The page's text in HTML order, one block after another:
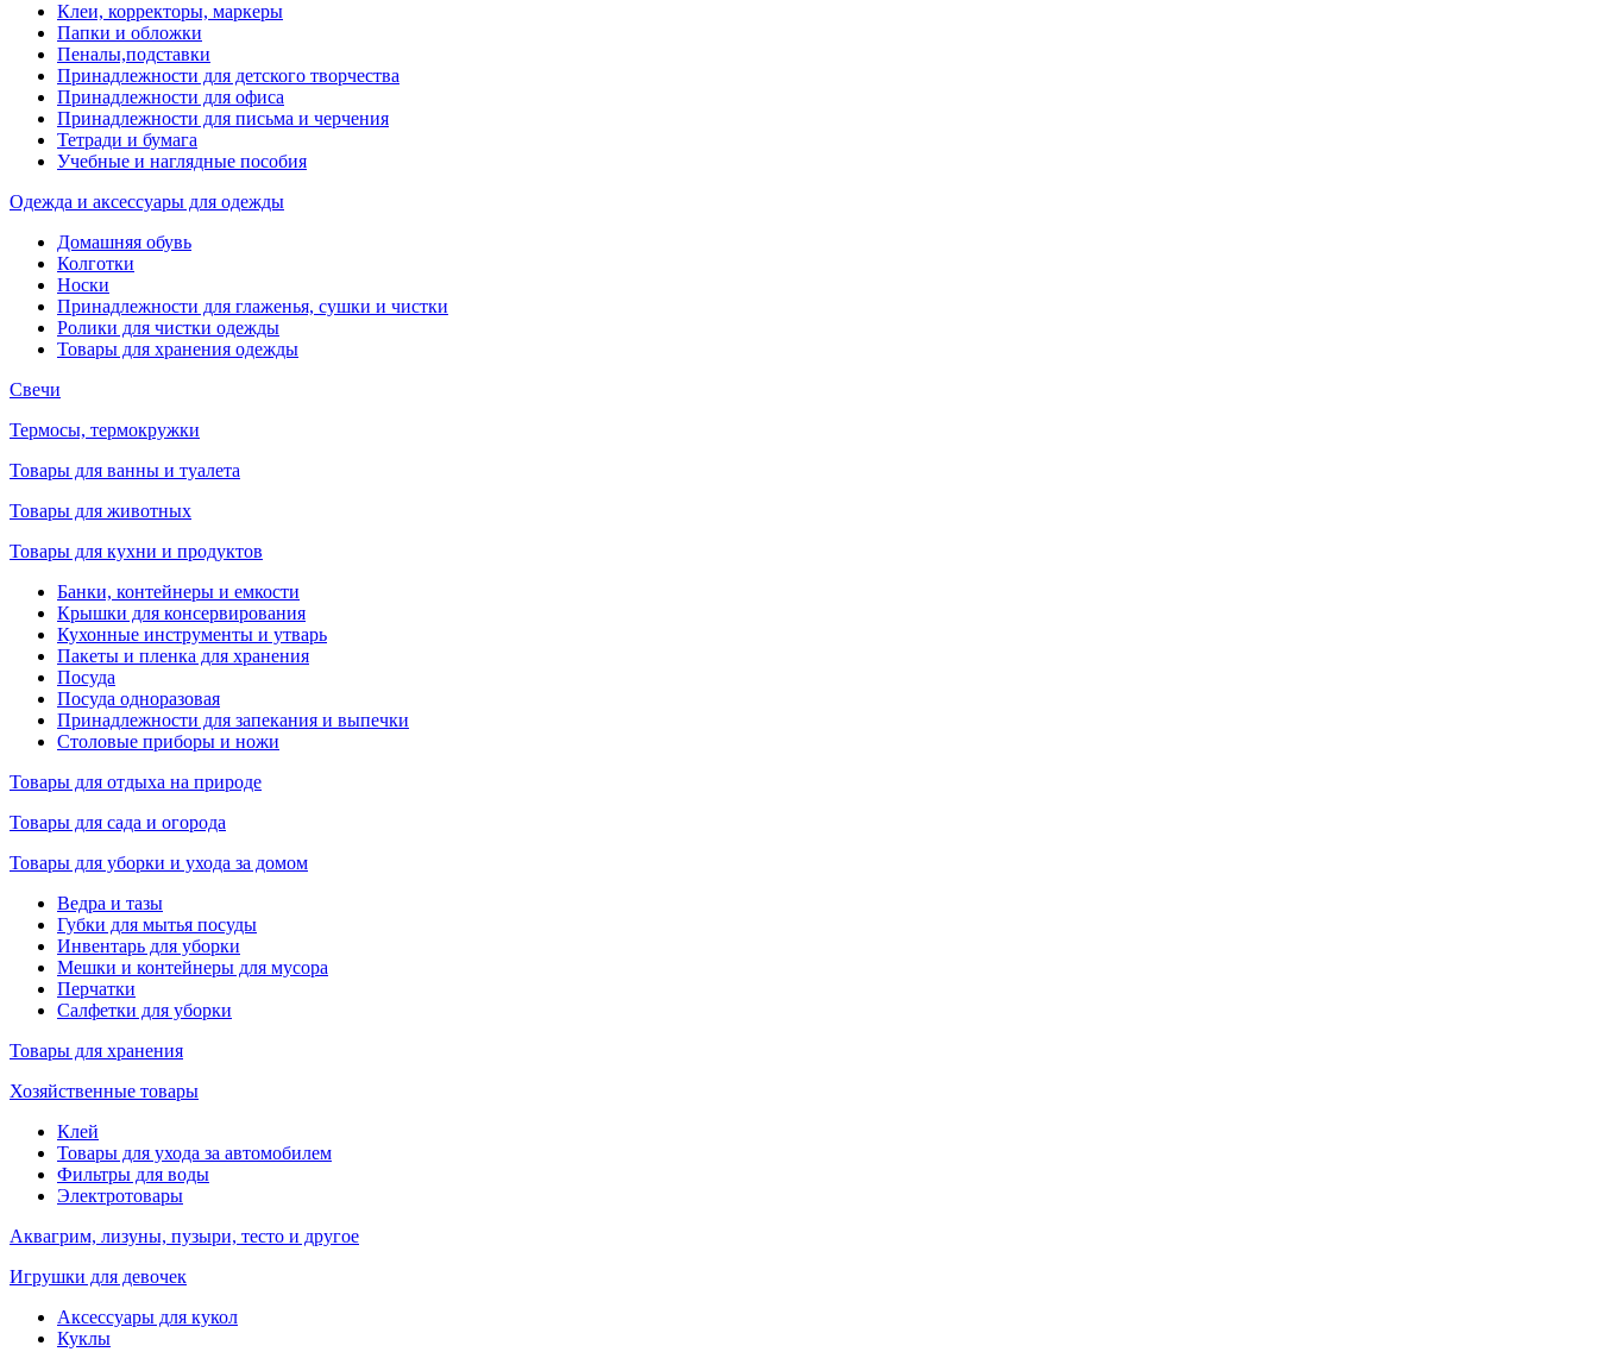
Клеи, корректоры, маркеры
Папки и обложки
Пеналы,подставки
Принадлежности для детского творчества
Принадлежности для офиса
Принадлежности для письма и черчения
Тетради и бумага
Учебные и наглядные пособия
Одежда и аксессуары для одежды
Домашняя обувь
Колготки
Носки
Принадлежности для глаженья, сушки и чистки
Ролики для чистки одежды
Товары для хранения одежды
Свечи
Термосы, термокружки
Товары для ванны и туалета
Товары для животных
Товары для кухни и продуктов
Банки, контейнеры и емкости
Крышки для консервирования
Кухонные инструменты и утварь
Пакеты и пленка для хранения
Посуда
Посуда одноразовая
Принадлежности для запекания и выпечки
Столовые приборы и ножи
Товары для отдыха на природе
Товары для сада и огорода
Товары для уборки и ухода за домом
Ведра и тазы
Губки для мытья посуды
Инвентарь для уборки
Мешки и контейнеры для мусора
Перчатки
Салфетки для уборки
Товары для хранения
Хозяйственные товары
Клей
Товары для ухода за автомобилем
Фильтры для воды
Электротовары
Аквагрим, лизуны, пузыри, тесто и другое
Игрушки для девочек
Аксессуары для кукол
Куклы